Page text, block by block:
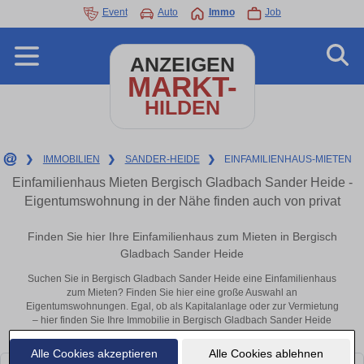
Alle Cookies akzeptieren Alle Cookies ablehnen
Event Auto Immo Job
ANZEIGEN
MARKT-
HILDEN
❯ IMMOBILIEN ❯ SANDER-HEIDE ❯ EINFAMILIENHAUS-MIETEN
Einfamilienhaus Mieten Bergisch Gladbach Sander Heide -
Eigentumswohnung in der Nähe finden auch von privat
Finden Sie hier Ihre Einfamilienhaus zum Mieten in Bergisch
Gladbach Sander Heide
Suchen Sie in Bergisch Gladbach Sander Heide eine Einfamilienhaus
zum Mieten? Finden Sie hier eine große Auswahl an
Eigentumswohnungen. Egal, ob als Kapitalanlage oder zur Vermietung
– hier finden Sie Ihre Immobilie in Bergisch Gladbach Sander Heide
oder in der Nähe.